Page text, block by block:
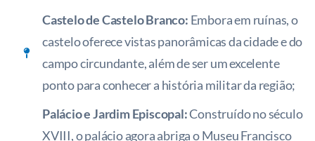
Castelo de Castelo Branco: Embora em ruínas, o
castelo oferece vistas panorâmicas da cidade e do
campo circundante, além de ser um excelente
ponto para conhecer a história militar da região;
Palácio e Jardim Episcopal:Construído no século
XVIII, o palácio agora abriga o Museu Francisco